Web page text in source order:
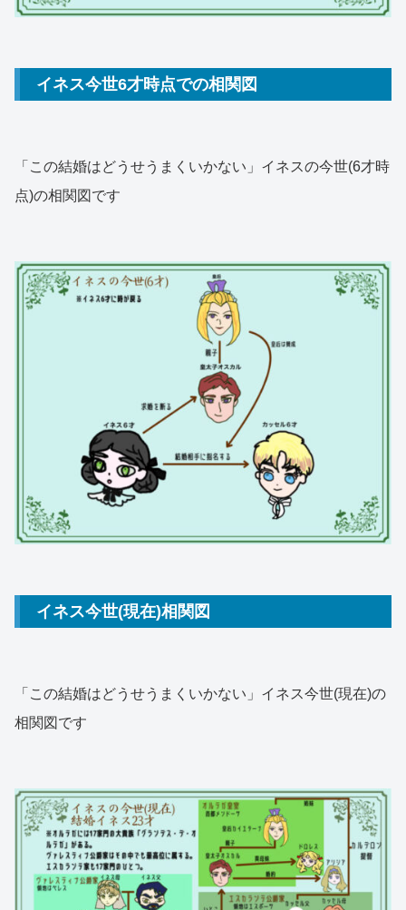
イネス今世6才時点での相関図
「この結婚はどうせうまくいかない」イネスの今世(6才時
点)の相関図です
イネス今世(現在)相関図
「この結婚はどうせうまくいかない」イネス今世(現在)の
相関図です